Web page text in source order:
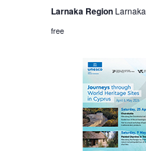
Larnaka Region Larnaka
free